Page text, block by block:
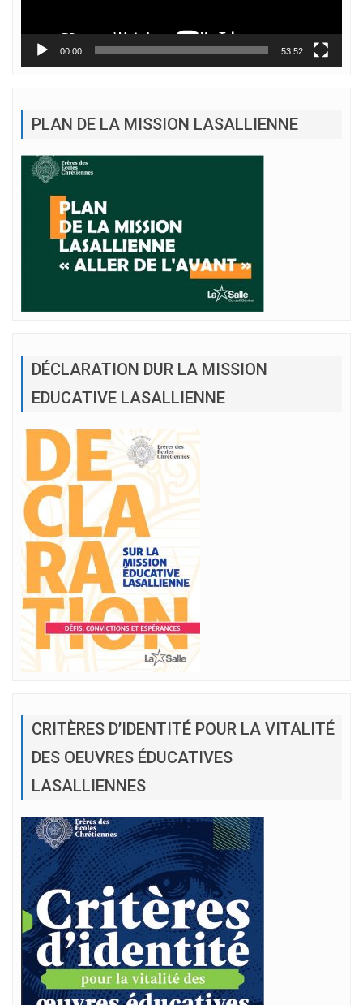
00:00 53:52
PLAN DE LA MISSION LASALLIENNE
DÉCLARATION DUR LA MISSION
EDUCATIVE LASALLIENNE
CRITÈRES D’IDENTITÉ POUR LA VITALITÉ
DES OEUVRES ÉDUCATIVES
LASALLIENNES